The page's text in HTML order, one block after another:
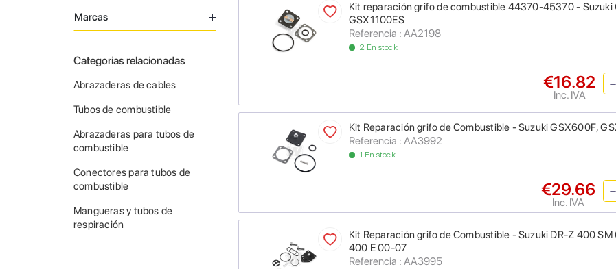
Marcas
Categorias relacionadas
Abrazaderas de cables
Tubos de combustible
Abrazaderas para tubos de
combustible
Conectores para tubos de
combustible
Mangueras y tubos de
respiración
Kit reparación grifo de combustible 44370-45370 - Suzuki
GSX1100ES
Referencia : AA2198
2 En stock
€16.82
Inc. IVA
Kit Reparación grifo de Combustible - Suzuki GSX600F,
Referencia : AA3992
1 En stock
€29.66
Inc. IVA
Kit Reparación grifo de Combustible - Suzuki DR-Z 400
400 E 00-07
Referencia : AA3995